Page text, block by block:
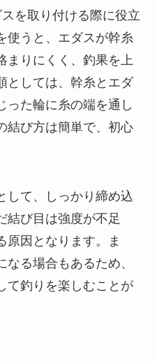
を取り付ける際に役立
使うと、エダスが幹糸
まりにくく、釣果を上
としては、幹糸とエダ
った輪に糸の端を通し
結び方は簡単で、初心
して、しっかり締め込
結び目は強度が不足
原因となります。ま
る場合もあるため、
て釣りを楽しむことが